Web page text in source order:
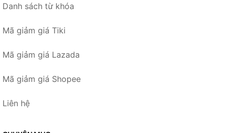
Danh sách từ khóa
Mã giảm giá Tiki
Mã giảm giá Lazada
Mã giảm giá Shopee
Liên hệ